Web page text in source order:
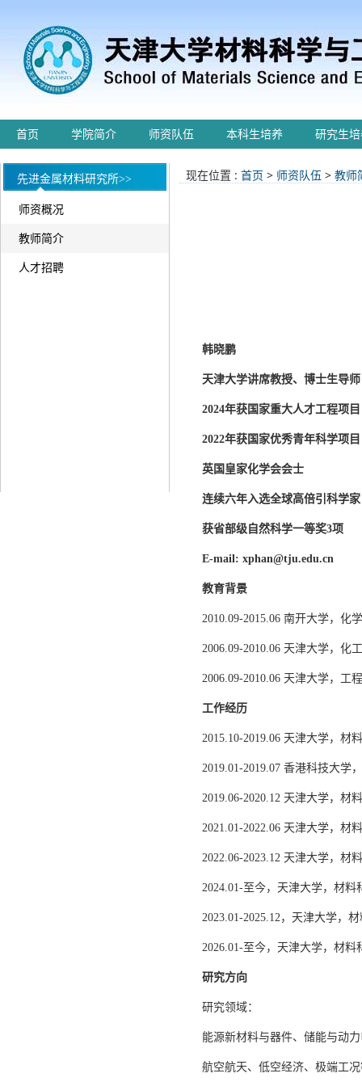
首页 学院简介 师资队伍 本科生培养 研究生
先进金属材料研究所>>
师资概况
教师简介
人才招聘
现在位置 : 首页 > 师资队伍 > 教师
韩晓鹏
天津大学讲席教授、博士生导师
2024年获国家重大人才工程项目
2022年获国家优秀青年科学项目
英国皇家化学会会士
连续六年入选全球高倍引科学家
获省部级自然科学一等奖3项
E-mail: xphan@tju.edu.cn
教育背景
2010.09-2015.06 南开大学，化
2006.09-2010.06 天津大学，化
2006.09-2010.06 天津大学，工
工作经历
2015.10-2019.06 天津大学，材
2019.01-2019.07 香港科技大学
2019.06-2020.12 天津大学，材
2021.01-2022.06 天津大学，材
2022.06-2023.12 天津大学，材
2024.01-至今，天津大学，材
2023.01-2025.12，天津大学，
2026.01-至今，天津大学，材
研究方向
研究领域：
能源新材料与器件、储能与动
航空航天、低空经济、极端工